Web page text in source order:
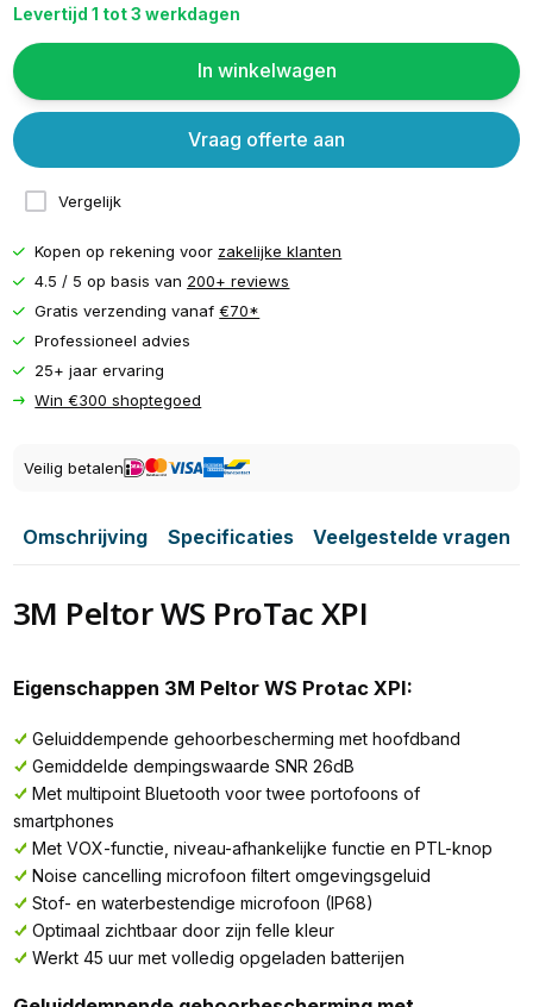
Levertijd 1 tot 3 werkdagen
In winkelwagen
Vergelijk
Vraag offerte aan
Kopen op rekening voor zakelijke klanten
4.5 / 5 op basis van 200+ reviews
Gratis verzending vanaf€70*
Professioneel advies
25+ jaar ervaring
Win €300 shoptegoed
Veilig betalen
Omschrijving Specificaties Veelgestelde vragen
3M Peltor WS ProTac XPI
Eigenschappen 3M Peltor WS Protac XPI:
Geluiddempende gehoorbescherming met hoofdband
Gemiddelde dempingswaarde SNR 26dB
Met multipoint Bluetooth voor twee portofoons of
smartphones
Met VOX-functie, niveau-afhankelijke functie en PTL-knop
Noise cancelling microfoon filtert omgevingsgeluid
Stof- en waterbestendige microfoon (IP68)
Optimaal zichtbaar door zijn felle kleur
Werkt 45 uur met volledig opgeladen batterijen